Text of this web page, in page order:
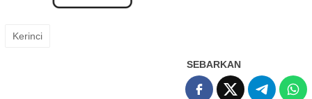
Kerinci
SEBARKAN